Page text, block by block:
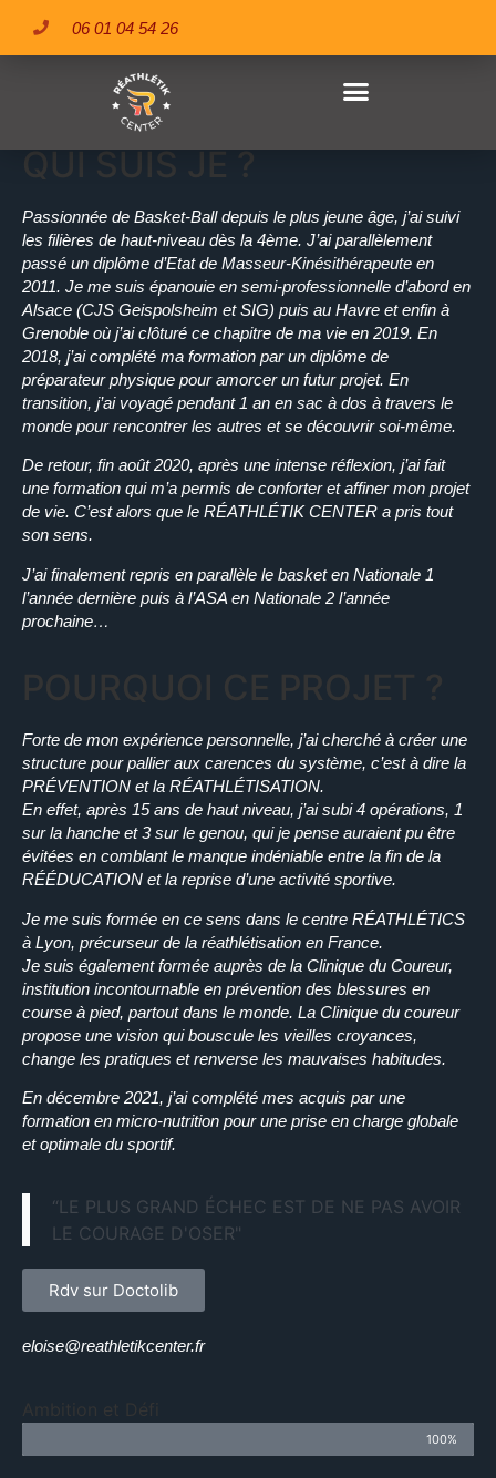
06 01 04 54 26
Besoin de motivation ? Éloïse va t'en
donner plus qu'il n'en faut !
LA methode Chapays
QUI SUIS JE ?
Passionnée de Basket-Ball depuis le plus jeune âge, j’ai suivi
les filières de haut-niveau dès la 4ème. J’ai parallèlement
passé un diplôme d’Etat de Masseur-Kinésithérapeute en
2011. Je me suis épanouie en semi-professionnelle d’abord en
Alsace (CJS Geispolsheim et SIG) puis au Havre et enfin à
Grenoble où j’ai clôturé ce chapitre de ma vie en 2019. En
2018, j’ai complété ma formation par un diplôme de
préparateur physique pour amorcer un futur projet. En
transition, j’ai voyagé pendant 1 an en sac à dos à travers le
monde pour rencontrer les autres et se découvrir soi-même.
De retour, fin août 2020, après une intense réflexion, j’ai fait
une formation qui m’a permis de conforter et affiner mon projet
de vie. C’est alors que le RÉATHLÉTIK CENTER a pris tout
son sens.
J’ai finalement repris en parallèle le basket en Nationale 1
l’année dernière puis à l’ASA en Nationale 2 l’année
prochaine…
POURQUOI CE PROJET ?
Forte de mon expérience personnelle, j’ai cherché à créer une
structure pour pallier aux carences du système, c’est à dire la
PRÉVENTION et la RÉATHLÉTISATION.
En effet, après 15 ans de haut niveau, j’ai subi 4 opérations, 1
sur la hanche et 3 sur le genou, qui je pense auraient pu être
évitées en comblant le manque indéniable entre la fin de la
RÉÉDUCATION et la reprise d’une activité sportive.
Je me suis formée en ce sens dans le centre RÉATHLÉTICS
à Lyon, précurseur de la réathlétisation en France.
Je suis également formée auprès de la Clinique du Coureur,
institution incontournable en prévention des blessures en
course à pied, partout dans le monde. La Clinique du coureur
propose une vision qui bouscule les vieilles croyances,
change les pratiques et renverse les mauvaises habitudes.
En décembre 2021, j’ai complété mes acquis par une
formation en micro-nutrition pour une prise en charge globale
et optimale du sportif.
“LE PLUS GRAND ÉCHEC EST DE NE PAS AVOIR
LE COURAGE D'OSER"
Rdv sur Doctolib
eloise@reathletikcenter.fr
Ambition et Défi
100%